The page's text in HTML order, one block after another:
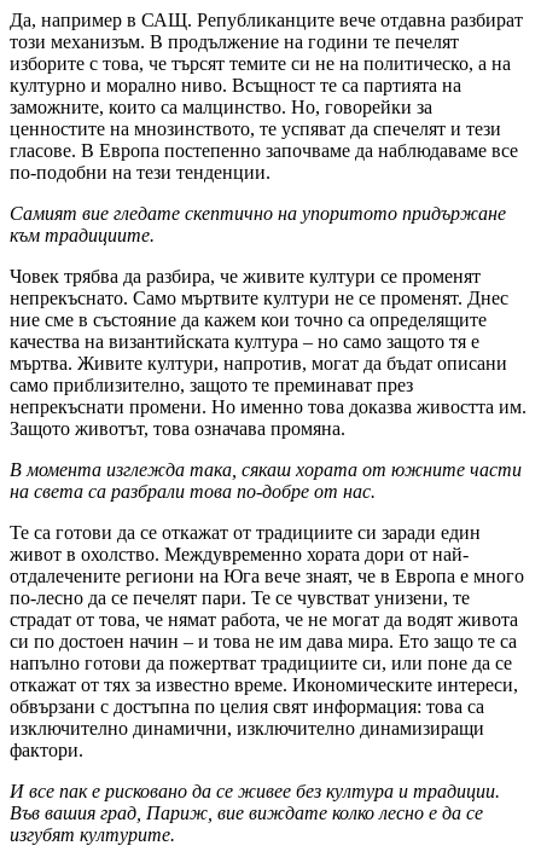
Да, например в САЩ. Републиканците вече отдавна разбират
този механизъм. В продължение на години те печелят
изборите с това, че търсят темите си не на политическо, а на
културно и морално ниво. Всъщност те са партията на
заможните, които са малцинство. Но, говорейки за
ценностите на мнозинството, те успяват да спечелят и тези
гласове. В Европа постепенно започваме да наблюдаваме все
по-подобни на тези тенденции.
Самият вие гледате скептично на упоритото придържане
към традициите.
Човек трябва да разбира, че живите култури се променят
непрекъснато. Само мъртвите култури не се променят. Днес
ние сме в състояние да кажем кои точно са определящите
качества на византийската култура – но само защото тя е
мъртва. Живите култури, напротив, могат да бъдат описани
само приблизително, защото те преминават през
непрекъснати промени. Но именно това доказва живостта им.
Защото животът, това означава промяна.
В момента изглежда така, сякаш хората от южните части
на света са разбрали това по-добре от нас.
Те са готови да се откажат от традициите си заради един
живот в охолство. Междувременно хората дори от най-
отдалечените региони на Юга вече знаят, че в Европа е много
по-лесно да се печелят пари. Те се чувстват унизени, те
страдат от това, че нямат работа, че не могат да водят живота
си по достоен начин – и това не им дава мира. Ето защо те са
напълно готови да пожертват традициите си, или поне да се
откажат от тях за известно време. Икономическите интереси,
обвързани с достъпна по целия свят информация: това са
изключително динамични, изключително динамизиращи
фактори.
И все пак е рисковано да се живее без култура и традиции.
Във вашия град, Париж, вие виждате колко лесно е да се
изгубят културите.